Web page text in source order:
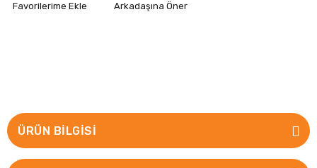
Arkadaşına Öner
ÜRÜN BILGISI